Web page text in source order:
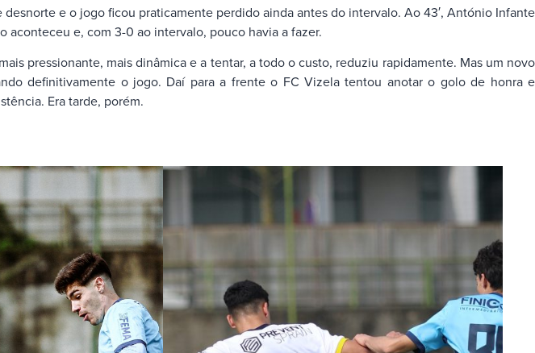
e o jogo ficou praticamente perdido ainda antes do intervalo. Ao 43′, António Infante
aconteceu e, com 3-0 ao intervalo, pouco havia a fazer.
pressionante, mais dinâmica e a tentar, a todo o custo, reduziu rapidamente. Mas um novo
definitivamente o jogo. Daí para a frente o FC Vizela tentou anotar o golo de honra e
Era tarde, porém.